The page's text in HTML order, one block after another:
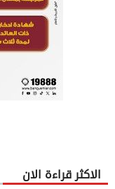
الاكثر قراءة الان